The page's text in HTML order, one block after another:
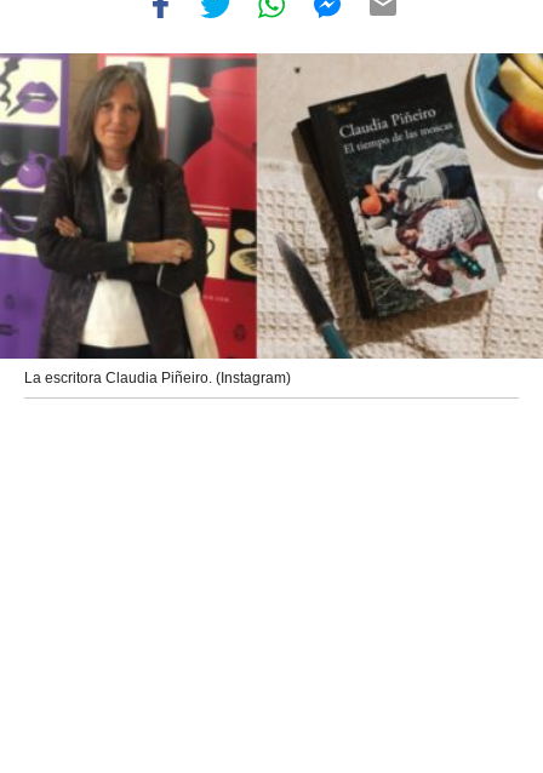
La escritora Claudia Piñeiro. (Instagram)